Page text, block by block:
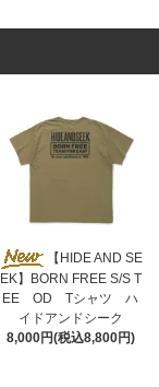
【HIDE AND SE
EK】BORN FREE S/S T
EE OD Tシャツ ハ
イドアンドシーク
8,000円(税込8,800円)